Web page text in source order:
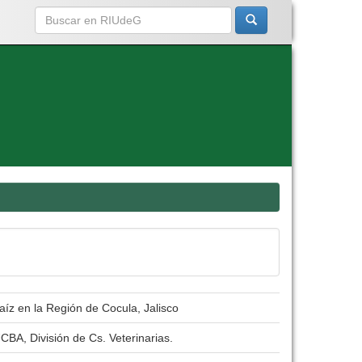
en la Región de Cocula, Jalisco
División de Cs. Veterinarias.